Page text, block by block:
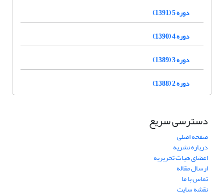
دوره 5 (1391)
دوره 4 (1390)
دوره 3 (1389)
دوره 2 (1388)
دسترسی سریع
صفحه اصلی
درباره نشریه
اعضای هیات تحریریه
ارسال مقاله
تماس با ما
نقشه سایت